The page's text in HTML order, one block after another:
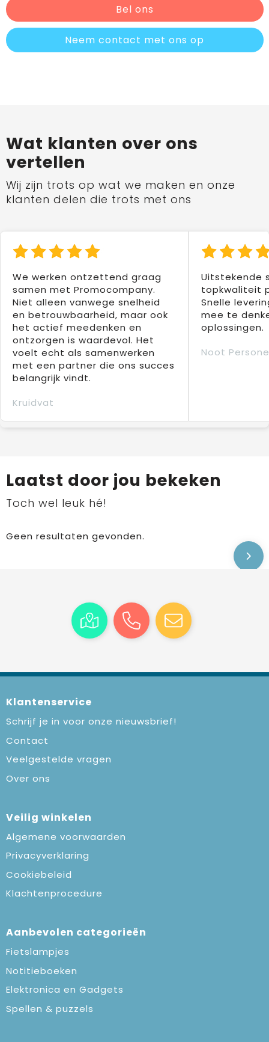
Bel ons
Neem contact met ons op
Wat klanten over ons
vertellen
Wij zijn trots op wat we maken en onze
klanten delen die trots met ons
We werken ontzettend graag
samen met Promocompany.
Niet alleen vanwege snelheid
en betrouwbaarheid, maar ook
het actief meedenken en
ontzorgen is waardevol. Het
voelt echt als samenwerken
met een partner die ons succes
belangrijk vindt.
Kruidvat
Uitstekende
topkwaliteit
Snelle
mee te
oplossingen.
Noot
Laatst door jou bekeken
Toch wel leuk hé!
Geen resultaten gevonden.
Klantenservice
Schrijf je in voor onze nieuwsbrief!
Contact
Veelgestelde vragen
Over ons
Veilig winkelen
Algemene voorwaarden
Privacyverklaring
Cookiebeleid
Klachtenprocedure
Aanbevolen categorieën
Fietslampjes
Notitieboeken
Elektronica en Gadgets
Spellen & puzzels